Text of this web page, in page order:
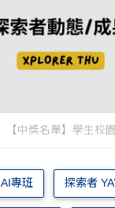
【中獎名單】學生校
AI專班 探索者